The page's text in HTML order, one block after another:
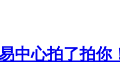
中心拍了拍你